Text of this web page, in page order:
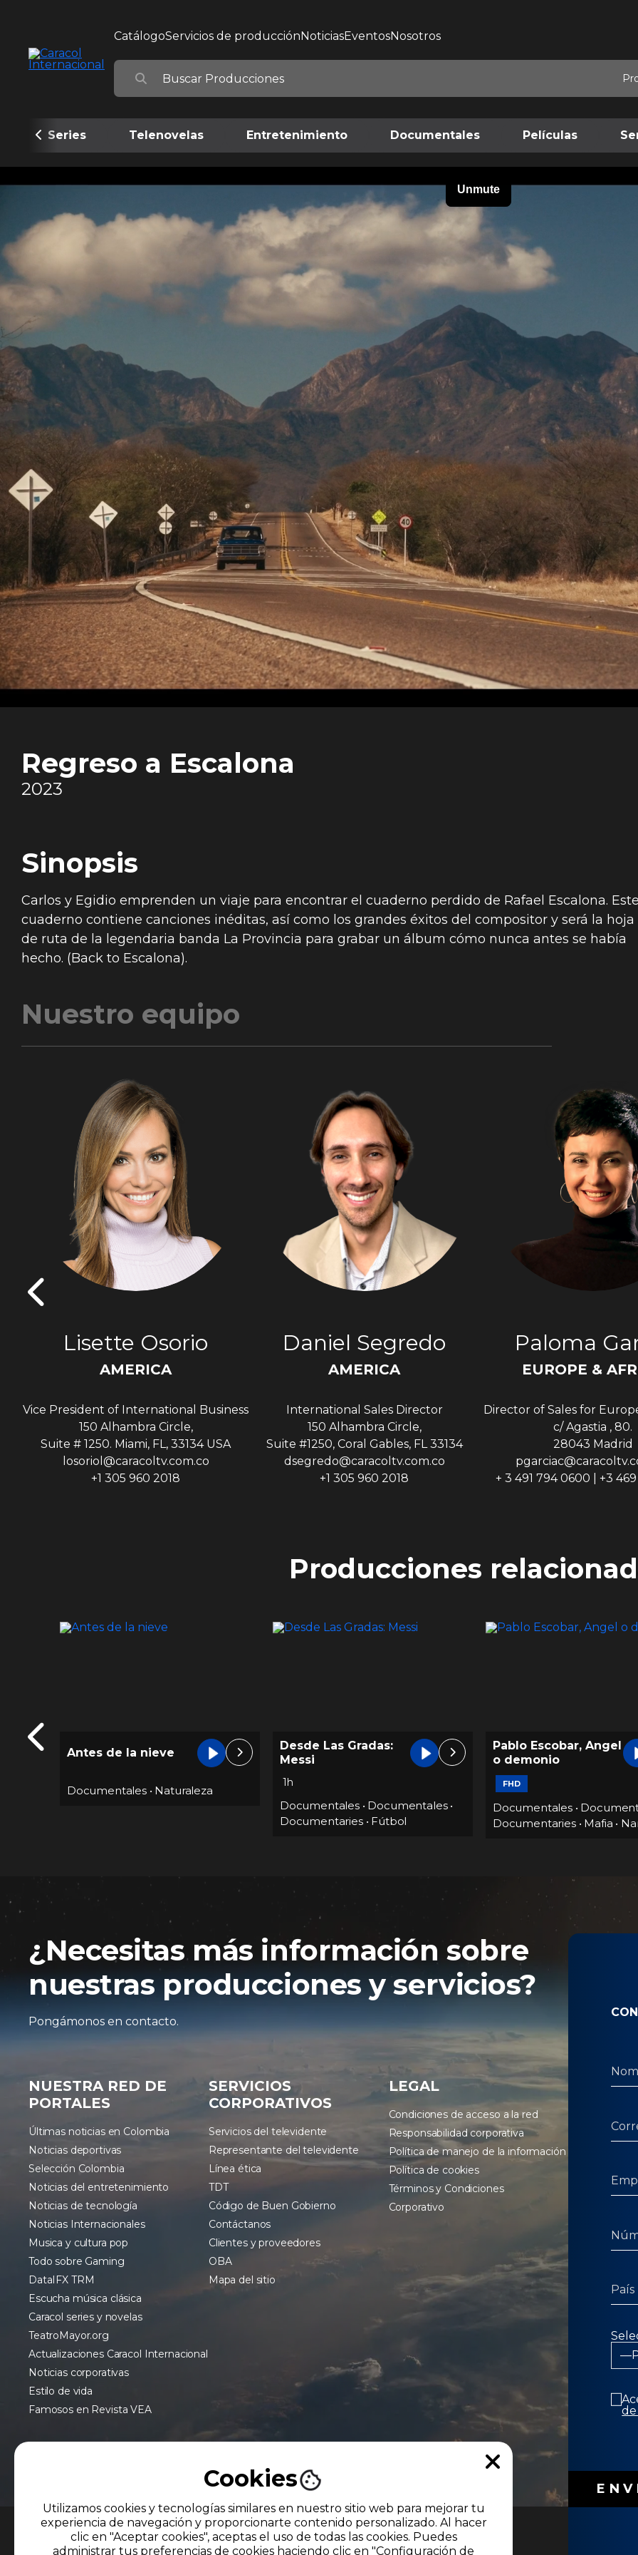
CatálogoServicios de producciónNoticiasEventosNosotros
Series Telenovelas Entretenimiento Documentales Películas
Regreso a Escalona
2023
Sinopsis
Carlos y Egidio emprenden un viaje para encontrar el cuaderno perdido de Rafael Escalona. Este
cuaderno contiene canciones inéditas, así como los grandes éxitos del compositor y será la hoja
de ruta de la legendaria banda La Provincia para grabar un álbum cómo nunca antes se había
hecho. (Back to Escalona).
Nuestro equipo
Lisette Osorio
AMERICA
Vice President of International Business
150 Alhambra Circle,
Suite # 1250. Miami, FL, 33134 USA
losoriol@caracoltv.com.co
+1 305 960 2018
Daniel Segredo
AMERICA
International Sales Director
150 Alhambra Circle,
Suite #1250, Coral Gables, FL 33134
dsegredo@caracoltv.com.co
+1 305 960 2018
Paloma
EUROPE &
Director of Sales for
c/ Agastia , 80.
28043 Madrid
+ 3 491 794 0600 | +3
Producciones
Desde Las Gradas:
Messi
Pablo Escobar, Angel
o demonio
FHD
Documentales• Documentales•
Documentaries• Mafia•
Contrataque 2022
1h 30m
Documentales• Deportes
¿Necesitas más información sobre
nuestras producciones y servicios?
Pongámonos en contacto.
NUESTRA RED DE
PORTALES
Últimas noticias en Colombia
Noticias deportivas
Selección Colombia
Noticias del entretenimiento
Noticias de tecnología
Noticias Internacionales
Musica y cultura pop
Todo sobre Gaming
DataIFX TRM
Escucha música clásica
Caracol series y novelas
TeatroMayor.org
Actualizaciones Caracol Internacional
Noticias corporativas
Estilo de vida
Famosos en Revista VEA
SERVICIOS
CORPORATIVOS
Servicios del televidente
Representante del televidente
Línea ética
TDT
Código de Buen Gobierno
Contáctanos
Clientes y proveedores
OBA
Mapa del sitio
LEGAL
Condiciones de acceso a la red
Responsabilidad corporativa
Política de manejo de la información
Política de cookies
Términos y Condiciones
Corporativo
MIEMBRO DE
Cookies
Utilizamos cookies y tecnologías similares en nuestro sitio web para mejorar tu
experiencia de navegación y proporcionarte contenido personalizado. Al hacer
clic en "Aceptar cookies", aceptas el uso de todas las cookies. Puedes
administrar tus preferencias de cookies haciendo clic en "Configuración de